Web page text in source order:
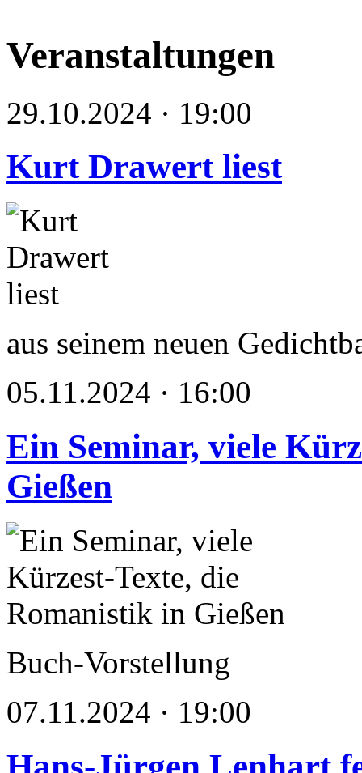
Veranstaltungen
29.10.2024 · 19:00
Kurt Drawert liest
aus seinem neuen
05.11.2024 · 16:00
Ein Seminar, viele
Gießen
Buch-Vorstellung
07.11.2024 · 19:00